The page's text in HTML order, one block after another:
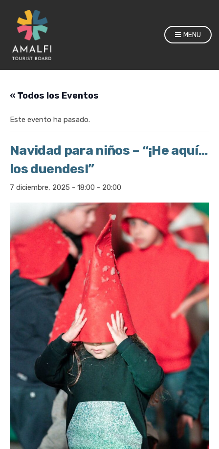
MENU
« Todos los Eventos
Este evento ha pasado.
Navidad para niños – “¡He aquí…
los duendes!”
7 diciembre, 2025 - 18:00 - 20:00